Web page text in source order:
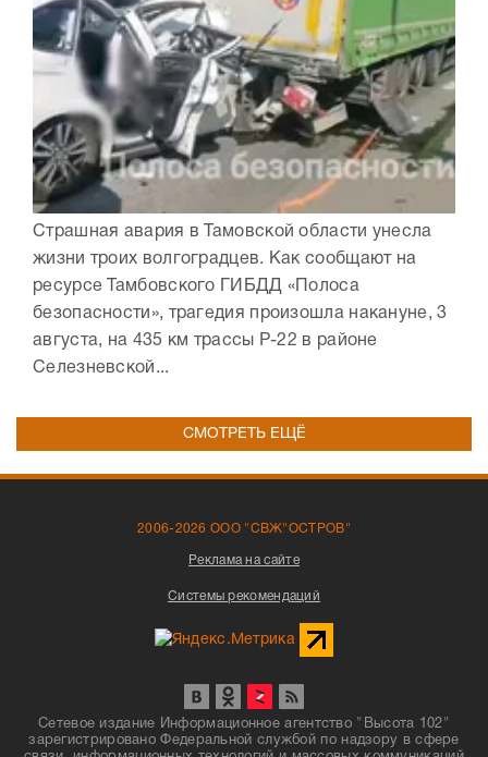
Страшная авария в Тамовской области унесла
жизни троих волгоградцев. Как сообщают на
ресурсе Тамбовского ГИБДД «Полоса
безопасности», трагедия произошла накануне, 3
августа, на 435 км трассы Р-22 в районе
Селезневской...
СМОТРЕТЬ ЕЩЁ
2006-2026 ООО "СВЖ"ОСТРОВ"
Реклама на сайте
Системы рекомендаций
Сетевое издание Информационное агентство "Высота 102"
зарегистрировано Федеральной службой по надзору в сфере